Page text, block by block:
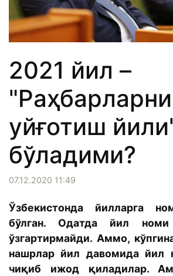
2021 йил –
"Раҳбарларни
уйғотиш
бўладими?
07.12.2020 11:49
Ўзбекистонда йилларга
бўлган. Одатда йил
ўзгартирмайди. Аммо,
нашрлар йил давомида йил
чиқиб ижод қиладилар.